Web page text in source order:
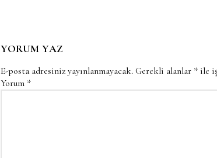
YORUM YAZ
E-posta adresiniz yayınlanmayacak. Gerekli alanlar * ile
Yorum *